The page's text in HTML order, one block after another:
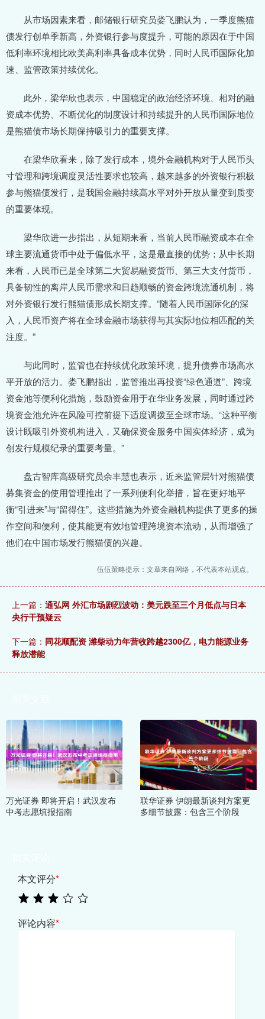
从市场因素来看，邮储银行研究员娄飞鹏认为，一季度熊猫
债发行创单季新高，外资银行参与度提升，可能的原因在于中国
低利率环境相比欧美高利率具备成本优势，同时人民币国际化加
速、监管政策持续优化。
此外，梁华欣也表示，中国稳定的政治经济环境、相对的融
资成本优势、不断优化的制度设计和持续提升的人民币国际地位
是熊猫债市场长期保持吸引力的重要支撑。
在梁华欣看来，除了发行成本，境外金融机构对于人民币头
寸管理和跨境调度灵活性要求也较高，越来越多的外资银行积极
参与熊猫债发行，是我国金融持续高水平对外开放从量变到质变
的重要体现。
梁华欣进一步指出，从短期来看，当前人民币融资成本在全
球主要流通货币中处于偏低水平，这是最直接的优势；从中长期
来看，人民币已是全球第二大贸易融资货币、第三大支付货币，
具备韧性的离岸人民币需求和日趋顺畅的资金跨境流通机制，将
对外资银行发行熊猫债形成长期支撑。“随着人民币国际化的深
入，人民币资产将在全球金融市场获得与其实际地位相匹配的关
注度。”
与此同时，监管也在持续优化政策环境，提升债券市场高水
平开放的活力。娄飞鹏指出，监管推出再投资“绿色通道”、跨境
资金池等便利化措施，鼓励资金用于在华业务发展，同时通过跨
境资金池允许在风险可控前提下适度调拨至全球市场。“这种平衡
设计既吸引外资机构进入，又确保资金服务中国实体经济，成为
创发行规模纪录的重要考量。”
盘古智库高级研究员余丰慧也表示，近来监管层针对熊猫债
募集资金的使用管理推出了一系列便利化举措，旨在更好地平
衡“引进来”与“留得住”。这些措施为外资金融机构提供了更多的操
作空间和便利，使其能更有效地管理跨境资本流动，从而增强了
他们在中国市场发行熊猫债的兴趣。
伍伍策略提示：文章来自网络，不代表本站观点。
上一篇： 通弘网 外汇市场剧烈波动：美元跌至三个月低点与日本
央行干预疑云
下一篇： 同花顺配资 潍柴动力年营收跨越2300亿，电力能源业务
释放潜能
万光证券 即将开启！武汉发布
中考志愿填报指南
联华证券 伊朗最新谈判方案更
多细节披露：包含三个阶段
本文评分*
评论内容*